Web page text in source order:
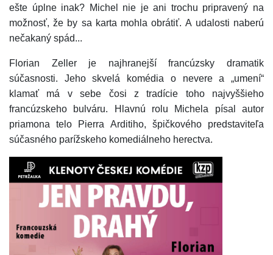
ešte úplne inak? Michel nie je ani trochu pripravený na
možnosť, že by sa karta mohla obrátiť. A udalosti naberú
nečakaný spád...
Florian Zeller je najhranejší francúzsky dramatik
súčasnosti. Jeho skvelá komédia o nevere a „umení“
klamať má v sebe čosi z tradície toho najvyššieho
francúzskeho bulváru. Hlavnú rolu Michela písal autor
priamona telo Pierra Arditiho, špičkového predstaviteľa
súčasného parížskeho komediálneho herectva.